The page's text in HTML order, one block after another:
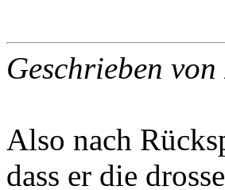
Geschrieben von
Also nach
dass er die